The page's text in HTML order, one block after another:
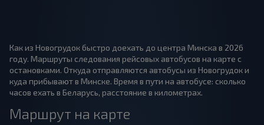
Как из Новогрудок быстро доехать до центра Минска в 2026
году. Маршруты следования рейсовых автобусов на карте с
остановками. Откуда отправляются автобусы из Новогрудок и
куда прибывают в Минске. Время в пути на автобусе: сколько
часов ехать в Беларусь, расстояние в километрах.
Маршрут на карте